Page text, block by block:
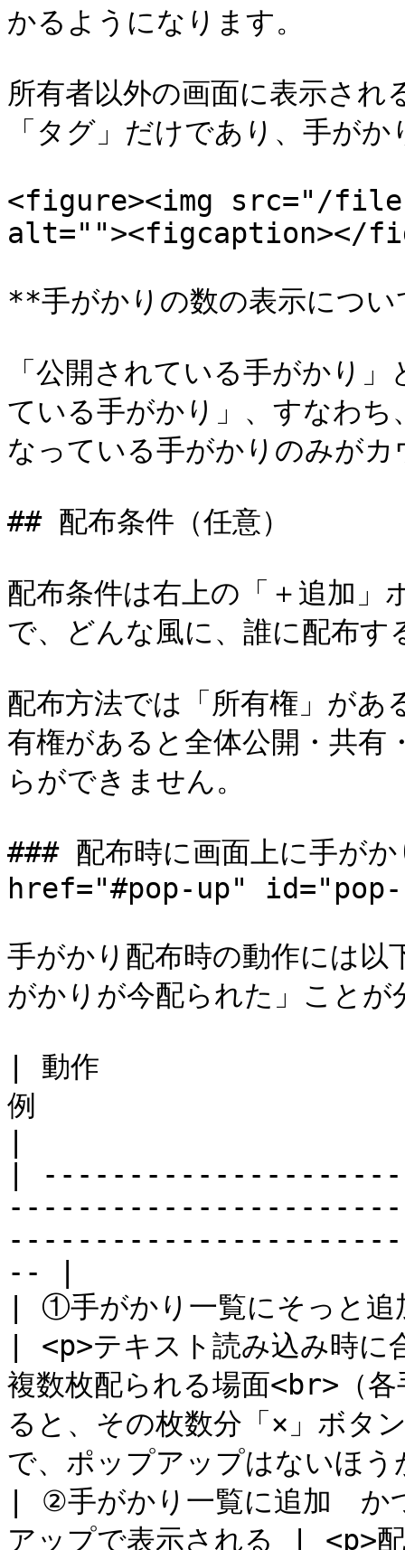
かるようになります。
所有者以外の画面に表示さ
「タグ」だけであり、手が
<figure><img src="/files/
alt=""><figcaption></
**手がかりの数の表示につ
「公開されている手がかり
ている手がかり」、すなわ
なっている手がかりのみが
## 配布条件（任意）
配布条件は右上の「＋追加」
で、どんな風に、誰に配布す
配布方法では「所有権」があ
有権があると全体公開・共有
らができません。
### 配布時に画面上に手が
href="#pop-up" id="pop-
手がかり配布時の動作には以
がかりが今配られた」こと
| 動作
例
|
-- |
| ①手がかり一覧にそっと追
| <p>テキスト読み込み時に
複数枚配られる場面<br>（
ると、その枚数分「×」ボタ
で、ポップアップはないほ
| ②手がかり一覧に追加　か
アップで表示される | <p>